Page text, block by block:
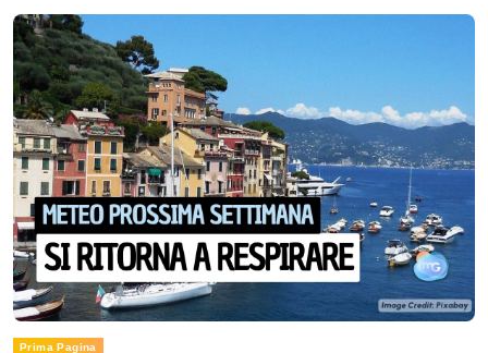
Prima Pagina